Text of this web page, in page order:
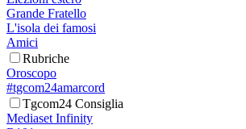
Grande Fratello
L'isola dei famosi
Amici
Rubriche
Oroscopo
#tgcom24amarcord
Tgcom24 Consiglia
Mediaset Infinity